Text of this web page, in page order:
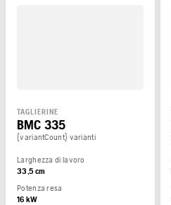
TAGLIERINE
BMC 335
{variantCount} varianti
Larghezza di lavoro
33,5 cm
Potenza resa
16 kW